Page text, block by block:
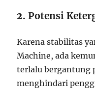
2.Potensi
Karena stabilitas
Machine, ada
terlalu bergantung
menghindari